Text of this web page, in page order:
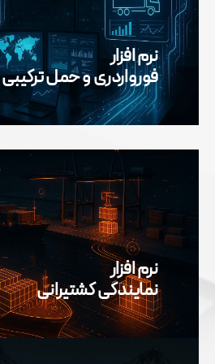
نرم افزار
فورواردری و حمل ترکیبی
نرم افزار
نمایندگی کشتیرانی